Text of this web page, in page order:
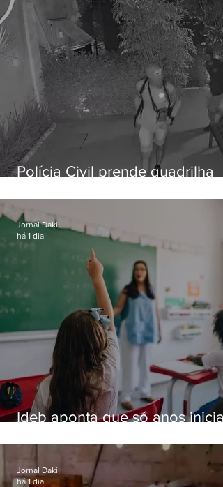
Polícia Civil prende quadrilha
residências de luxo no Rio
Ideb aponta que só anos
educação
Jornal Daki
há 1 dia
Jornal Daki
há 1 dia